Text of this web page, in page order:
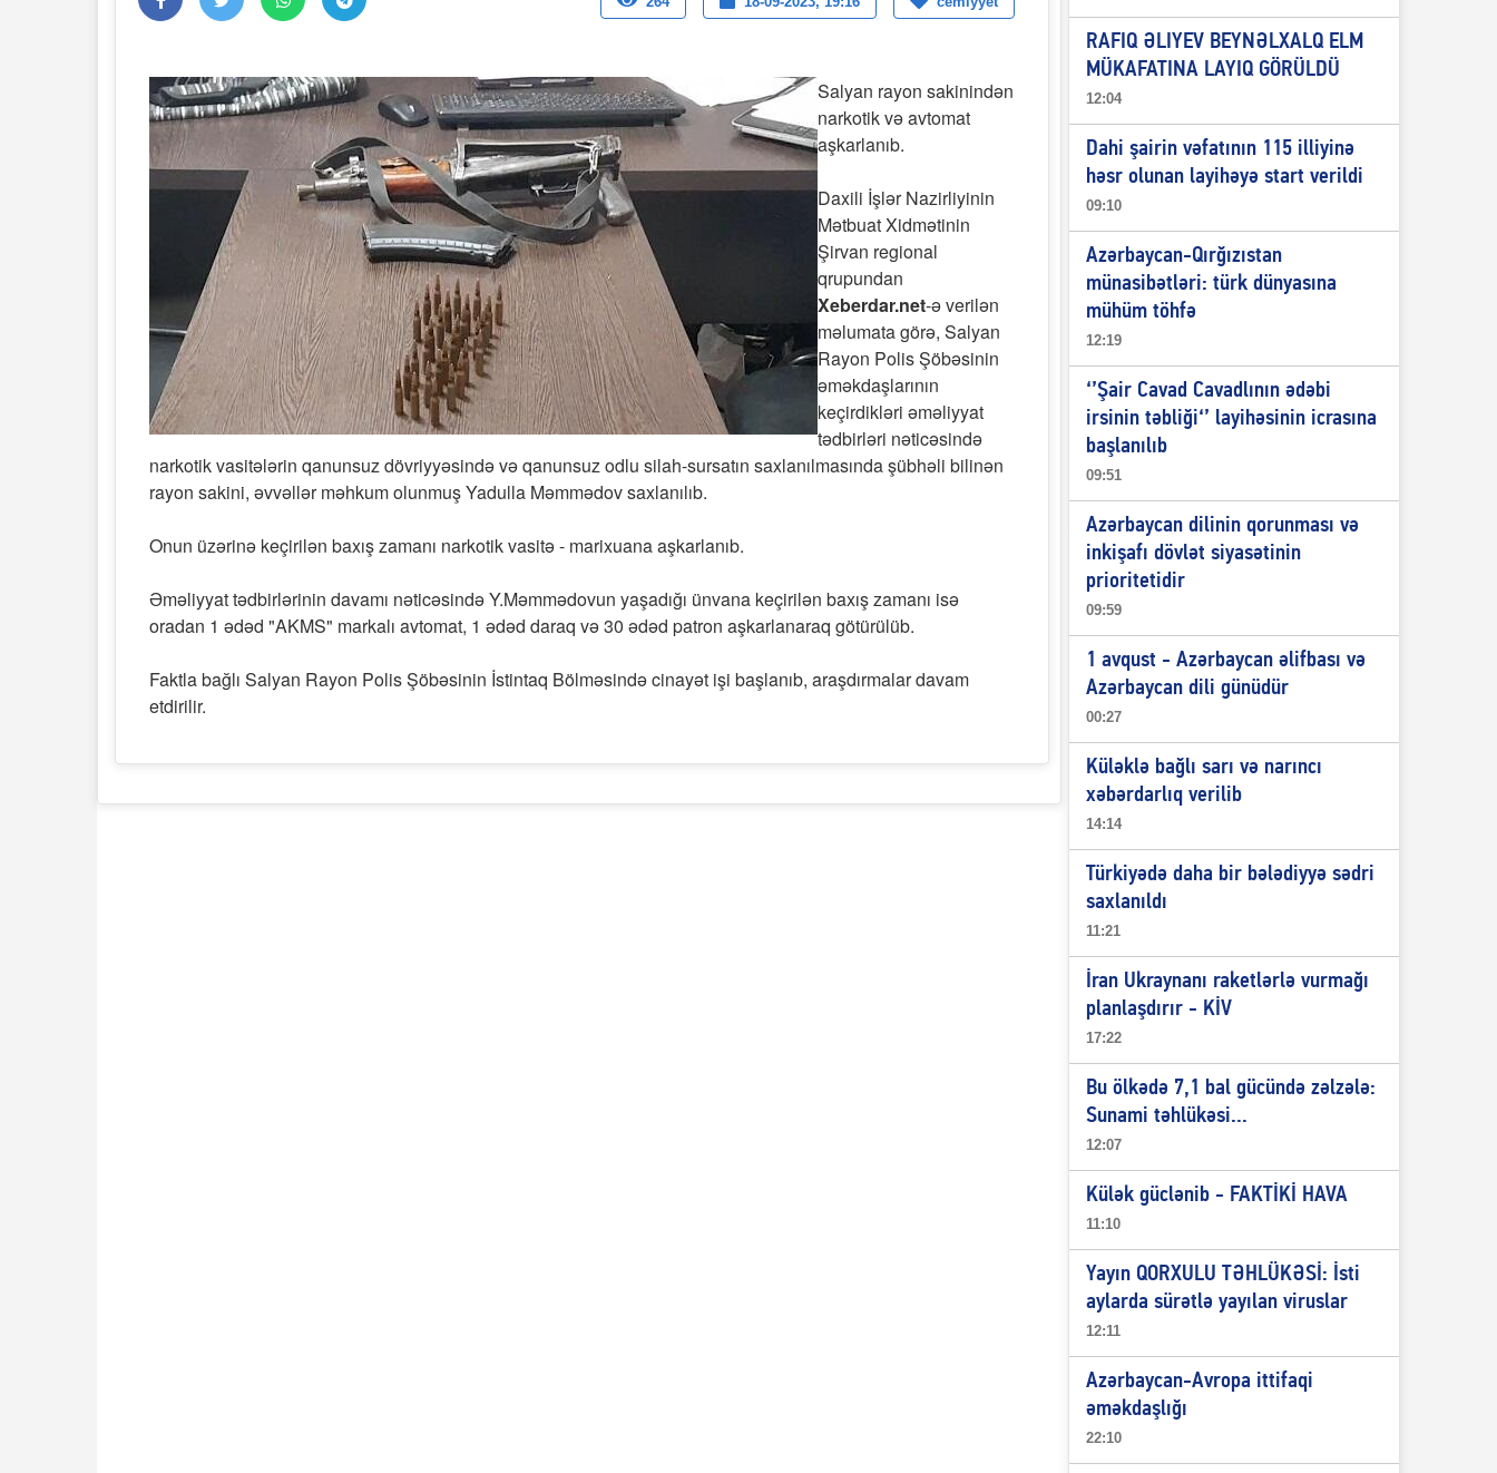
Salyan rayon sakinindən
narkotik və avtomat
aşkarlanıb.
Daxili İşlər Nazirliyinin
Mətbuat Xidmətinin
Şirvan regional
qrupundan
Xeberdar.net-ə verilən
məlumata görə, Salyan
Rayon Polis Şöbəsinin
əməkdaşlarının
keçirdikləri əməliyyat
tədbirləri nəticəsində
narkotik vasitələrin qanunsuz dövriyyəsində və qanunsuz odlu silah-sursatın saxlanılmasında şübhəli bilinən
rayon sakini, əvvəllər məhkum olunmuş Yadulla Məmmədov saxlanılıb.
Onun üzərinə keçirilən baxış zamanı narkotik vasitə - marixuana aşkarlanıb.
Əməliyyat tədbirlərinin davamı nəticəsində Y.Məmmədovun yaşadığı ünvana keçirilən baxış zamanı isə
oradan 1 ədəd "AKMS" markalı avtomat, 1 ədəd daraq və 30 ədəd patron aşkarlanaraq götürülüb.
Faktla bağlı Salyan Rayon Polis Şöbəsinin İstintaq Bölməsində cinayət işi başlanıb, araşdırmalar davam
etdirilir.
RAFIQ ƏLIYEV BEYNƏLXALQ ELM
MÜKAFATINA LAYIQ GÖRÜLDÜ
12:04
Dahi şairin vəfatının 115 illiyinə
həsr olunan layihəyə start verildi
09:10
Azərbaycan-Qırğızıstan
münasibətləri: türk dünyasına
mühüm töhfə
12:19
‘’Şair Cavad Cavadlının ədəbi
irsinin təbliği‘’ layihəsinin icrasına
başlanılıb
09:51
Azərbaycan dilinin qorunması və
inkişafı dövlət siyasətinin
prioritetidir
09:59
1 avqust - Azərbaycan əlifbası və
Azərbaycan dili günüdür
00:27
Küləklə bağlı sarı və narıncı
xəbərdarlıq verilib
14:14
Türkiyədə daha bir bələdiyyə sədri
saxlanıldı
11:21
İran Ukraynanı raketlərlə vurmağı
planlaşdırır - KİV
17:22
Bu ölkədə 7,1 bal gücündə zəlzələ:
Sunami təhlükəsi...
12:07
Külək güclənib - FAKTİKİ HAVA
11:10
Yayın QORXULU TƏHLÜKƏSİ: İsti
aylarda sürətlə yayılan viruslar
12:11
Azərbaycan-Avropa ittifaqi
əməkdaşlığı
22:10